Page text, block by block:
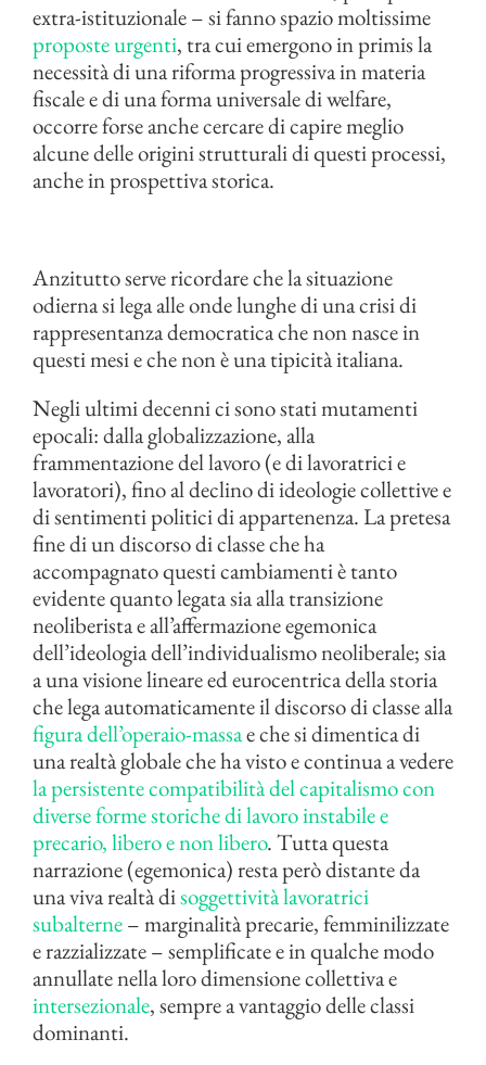
extra-istituzionale – si fanno spazio moltissime
proposte urgenti, tra cui emergono in primis la
necessità di una riforma progressiva in materia
fiscale e di una forma universale di welfare,
occorre forse anche cercare di capire meglio
alcune delle origini strutturali di questi processi,
anche in prospettiva storica.
Anzitutto serve ricordare che la situazione
odierna si lega alle onde lunghe di una crisi di
rappresentanza democratica che non nasce in
questi mesi e che non è una tipicità italiana.
Negli ultimi decenni ci sono stati mutamenti
epocali: dalla globalizzazione, alla
frammentazione del lavoro (e di lavoratrici e
lavoratori), fino al declino di ideologie collettive e
di sentimenti politici di appartenenza. La pretesa
fine di un discorso di classe che ha
accompagnato questi cambiamenti è tanto
evidente quanto legata sia alla transizione
neoliberista e all’affermazione egemonica
dell’ideologia dell’individualismo neoliberale; sia
a una visione lineare ed eurocentrica della storia
che lega automaticamente il discorso di classe alla
figura dell’operaio-massae che si dimentica di
una realtà globale che ha visto e continua a vedere
la persistente compatibilità del capitalismo con
diverse forme storiche di lavoro instabile e
precario, libero e non libero. Tutta questa
narrazione (egemonica) resta però distante da
una viva realtà disoggettività lavoratrici
subalterne– marginalità precarie, femminilizzate
e razzializzate – semplificate e in qualche modo
annullate nella loro dimensione collettiva e
intersezionale, sempre a vantaggio delle classi
dominanti.